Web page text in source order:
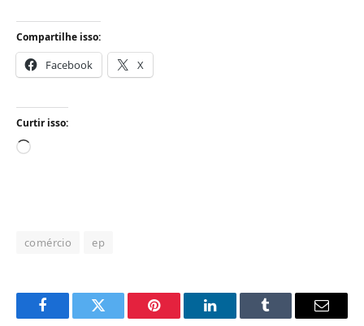
Compartilhe isso:
Facebook X
Curtir isso:
Carregando...
comércio ep
FacebookTwitter Pinterest LinkedInTumblr Email